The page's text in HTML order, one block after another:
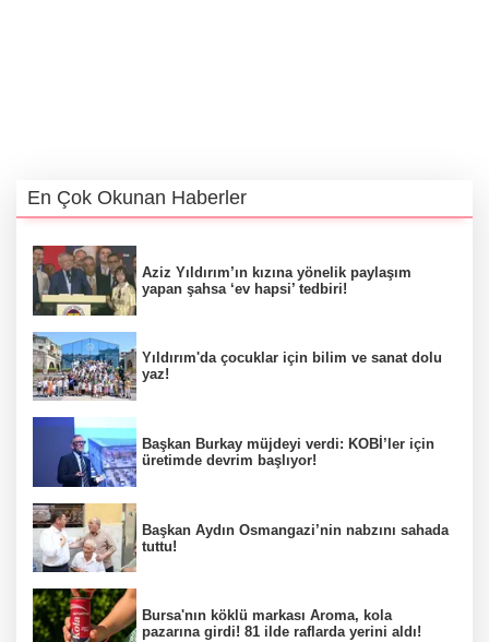
En Çok Okunan Haberler
Aziz Yıldırım’ın kızına yönelik paylaşım
yapan şahsa ‘ev hapsi’ tedbiri!
Yıldırım'da çocuklar için bilim ve sanat dolu
yaz!
Başkan Burkay müjdeyi verdi: KOBİ’ler için
üretimde devrim başlıyor!
Başkan Aydın Osmangazi’nin nabzını sahada
tuttu!
Bursa'nın köklü markası Aroma, kola
pazarına girdi! 81 ilde raflarda yerini aldı!